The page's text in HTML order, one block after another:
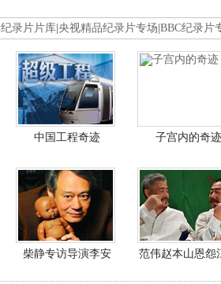
纪录片片库 央视精品纪录片专场 BBC纪录片
中国工程奇迹 子宫内的奇迹
柴静专访导演李安 范伟赵本山恩怨